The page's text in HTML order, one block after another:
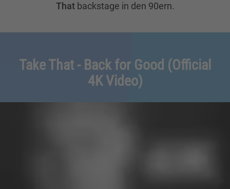
Thatbackstage in den 90ern.
Take That - Back for Good (Official
4K Video)